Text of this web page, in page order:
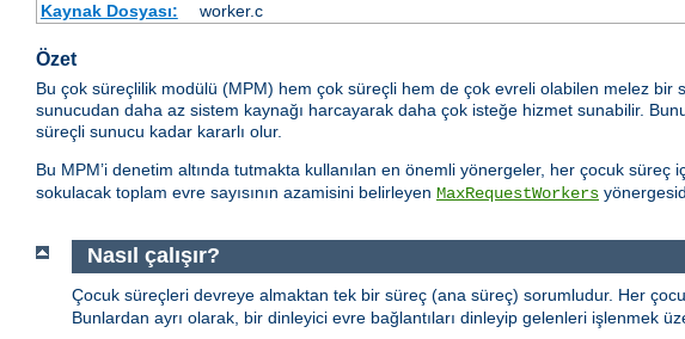
Kaynak Dosyası:
worker.c
Özet
Bu çok süreçlilik modülü (MPM) hem çok süreçli hem de çok evreli olabilen melez
sunucudan daha az sistem kaynağı harcayarak daha çok isteğe hizmet sunabilir.
süreçli sunucu kadar kararlı olur.
Bu MPM’i denetim altında tutmakta kullanılan en önemli yönergeler, her çocuk süreç
sokulacak toplam evre sayısının azamisini belirleyen MaxRequestWorkers
Nasıl çalışır?
Çocuk süreçleri devreye almaktan tek bir süreç (ana süreç) sorumludur. Her
Bunlardan ayrı olarak, bir dinleyici evre bağlantıları dinleyip gelenleri işlenmek